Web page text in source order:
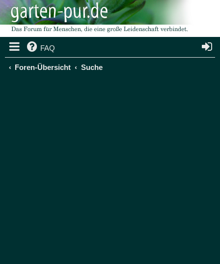
FAQ
Foren-Übersicht Suche